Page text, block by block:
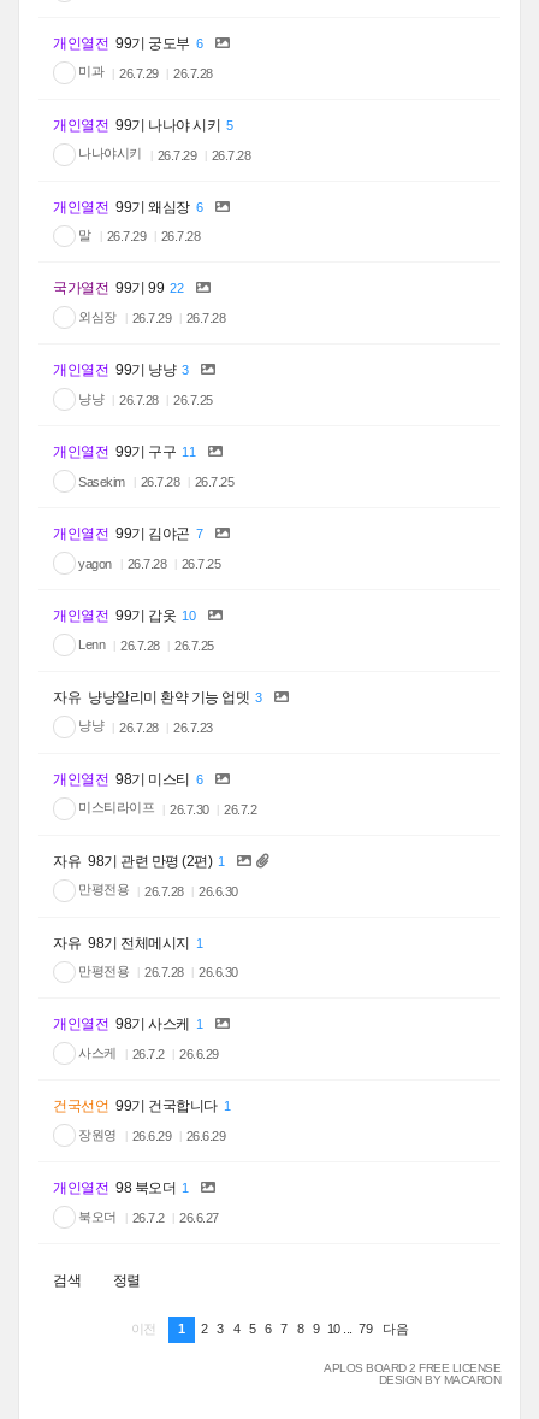
개인열전 99기 궁도부 6
미과
26.7.29 26.7.28
개인열전 99기 나나야 시키 5
나나야시키
26.7.29 26.7.28
개인열전 99기 왜심장 6
말
26.7.29 26.7.28
국가열전 99기 99 22
외심장
26.7.29 26.7.28
개인열전 99기 냥냥 3
냥냥
26.7.28 26.7.25
개인열전 99기 구구 11
Sasekim 26.7.28 26.7.25
개인열전 99기 김야곤 7
yagon 26.7.28 26.7.25
개인열전 99기 갑옷 10
Lenn 26.7.28 26.7.25
자유 냥냥알리미 환약 기능 업뎃 3
냥냥
26.7.28 26.7.23
개인열전 98기 미스티 6
미스티라이프
26.7.30 26.7.2
자유 98기 관련 만평 (2편) 1
만평전용
26.7.28 26.6.30
자유 98기 전체메시지 1
만평전용
26.7.28 26.6.30
개인열전 98기 사스케
1
사스케
26.7.2 26.6.29
건국선언 99기 건국합니다 1
장원영
26.6.29 26.6.29
개인열전 98 북오더 1
북오더
26.7.2 26.6.27
검색 정렬
이전 1 2 3 4 5 6 7 8 9 10 79 다음
APLOS BOARD 2 FREE LICENSE
DESIGN BY MACARON